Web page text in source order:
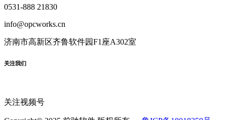
0531-888 21830
info@opcworks.cn
济南市高新区齐鲁软件园F1座A302室
关注我们
关注视频号